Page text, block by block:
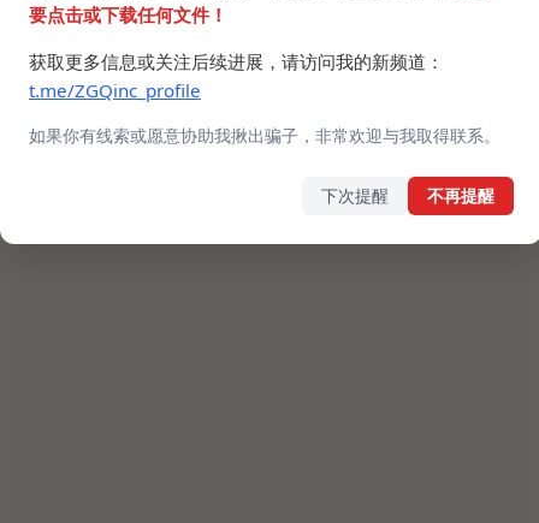
要点击或下载任何文件！
获取更多信息或关注后续进展，请访问我的新频道：
t.me/ZGQinc_profile
如果你有线索或愿意协助我揪出骗子，非常欢迎与我取得联系。
下次提醒 不再提醒